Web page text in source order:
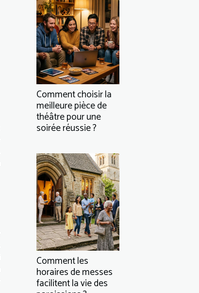
Comment choisir la
meilleure pièce de
théâtre pour une
soirée réussie ?
Comment les
horaires de messes
facilitent la vie des